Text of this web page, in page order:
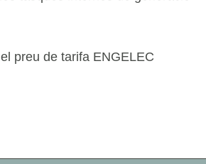
preu de tarifa ENGELEC